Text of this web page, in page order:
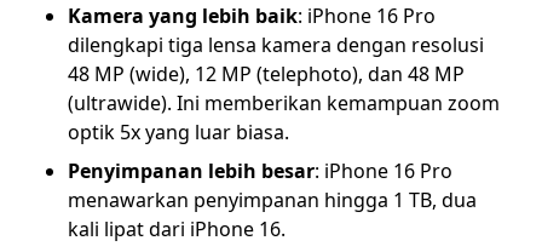
Kamera yang lebih baik: iPhone 16 Pro
dilengkapi tiga lensa kamera dengan resolusi
48 MP (wide), 12 MP (telephoto), dan 48 MP
(ultrawide). Ini memberikan kemampuan zoom
optik 5x yang luar biasa.
Penyimpanan lebih besar: iPhone 16 Pro
menawarkan penyimpanan hingga 1 TB, dua
kali lipat dari iPhone 16.